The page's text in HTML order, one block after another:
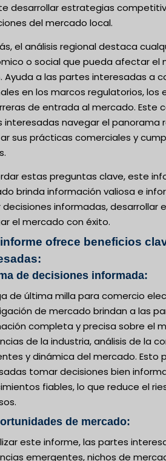
desarrollar estrategias
del mercado local.
el análisis regional destaca
o social que pueda afectar el
Ayuda a las partes interesadas a
en los marcos regulatorios, los
de entrada al mercado. Este
interesadas navegar el panorama
sus prácticas comerciales y
estas preguntas clave, este
brinda información valiosa e
informadas, desarrollar
el mercado con éxito.
ofrece beneficios
de decisiones informada:
de última milla para comercio
de mercado brindan a las
completa y precisa sobre el
de la industria, análisis de la
y dinámica del mercado. Esto
tomar decisiones bien
fiables, lo que reduce el
de mercado:
este informe, las partes
emergentes, nichos de